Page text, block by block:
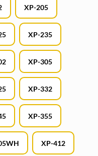
XP-205
XP-235
XP-305
XP-332
XP-355
XP-412